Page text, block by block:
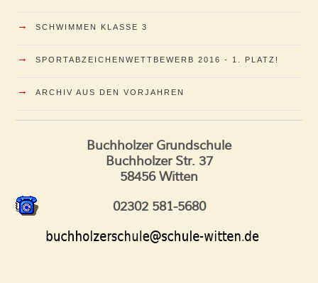
→ SCHWIMMEN KLASSE 3
→ SPORTABZEICHENWETTBEWERB 2016 - 1. PLATZ!
→ ARCHIV AUS DEN VORJAHREN
Buchholzer Grundschule
Buchholzer Str. 37
58456 Witten
02302 581-5680